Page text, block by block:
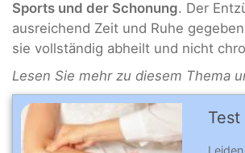
Sports und der Schonung. Der
ausreichend Zeit und Ruhe
sie vollständig abheilt und nicht
Lesen Sie mehr zu diesem Thema
Test